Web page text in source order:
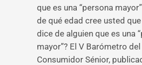
que es una “persona
de qué edad cree usted
dice de alguien que es una
mayor”? El V Barómetro del
Consumidor Sénior,